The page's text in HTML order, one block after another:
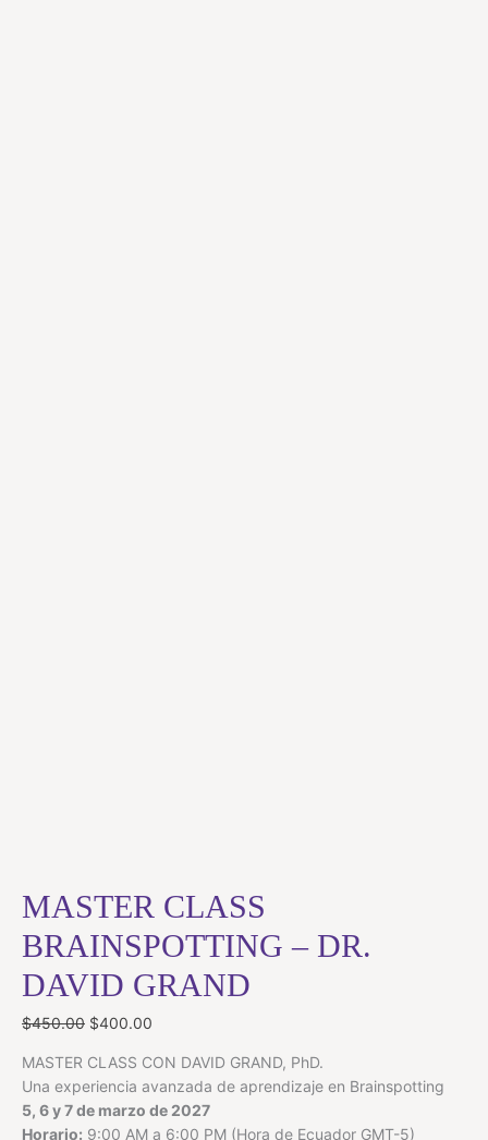
MASTER CLASS
BRAINSPOTTING – DR.
DAVID GRAND
$450.00 $400.00
MASTER CLASS CON DAVID GRAND, PhD.
Una experiencia avanzada de aprendizaje en Brainspotting
5, 6 y 7 de marzo de 2027
Horario: 9:00 AM a 6:00 PM (Hora de Ecuador GMT-5)